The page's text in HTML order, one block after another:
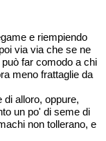
e riempiendo
via via che se ne
far comodo a chi
meno frattaglie da
di alloro, oppure,
un po' di seme di
non tollerano, e